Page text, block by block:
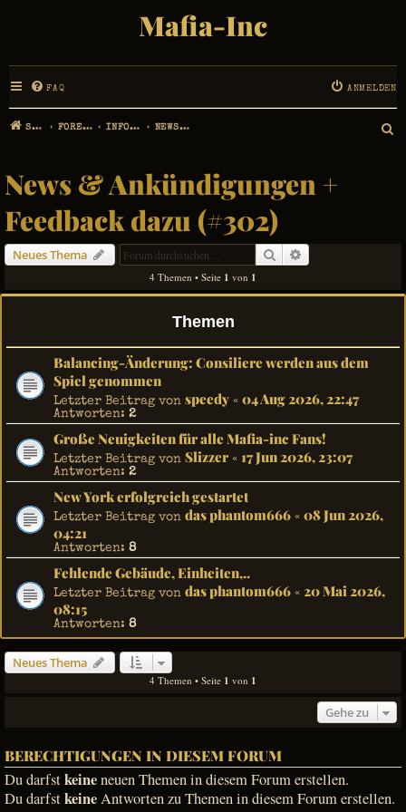
Mafia-Inc
FAQ ANMELDEN
STARTSEITE FOREN-ÜBERSICHT INFORMATIONEN ÜBER DAS BROWSERGAME MAFIA-INC NEWS & ANKÜNDIGUNGEN + FEEDBACK DAZU (#302)
News & Ankündigungen +
Feedback dazu (#302)
Neues Thema Suche
4 Themen • Seite 1 von 1
Themen
Balancing-Änderung: Consiliere werden aus dem
Spiel genommen
Letzter Beitrag von speedy « 04 Aug 2026, 22:47
Antworten: 2
Große Neuigkeiten für alle Mafia-inc Fans!
Letzter Beitrag von Slizzer « 17 Jun 2026, 23:07
Antworten: 2
New York erfolgreich gestartet
Letzter Beitrag von das phantom666 « 08 Jun 2026,
04:21
Antworten: 8
Fehlende Gebäude, Einheiten,..
Letzter Beitrag von das phantom666 « 20 Mai 2026,
08:15
Antworten: 8
Neues Thema
4 Themen • Seite 1 von 1
Gehe zu
BERECHTIGUNGEN IN DIESEM FORUM
Du darfstkeineneuen Themen in diesem Forum erstellen.
Du darfstkeineAntworten zu Themen in diesem Forum erstellen.